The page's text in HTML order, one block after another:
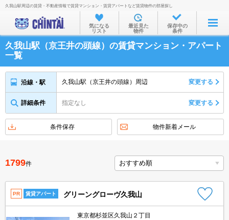
お部屋を探す
沿線・駅から
住所から
家賃相場から
不動産会社から
久我山駅周辺の賃貸・不動産情報で賃貸マンション・賃貸アパートなど賃貸物件の部屋探し
気になる
リスト
最近見た
物件
保存中の
条件
久我山駅（京王井の頭線）の賃貸マンション・アパート
一覧
沿線・駅 久我山駅（京王井の頭線）周辺 変更する
詳細条件 指定なし 変更する
条件保存 物件新着メール
1799件
PR 賃貸アパート グリーングローヴ久我山
東京都杉並区久我山２丁目